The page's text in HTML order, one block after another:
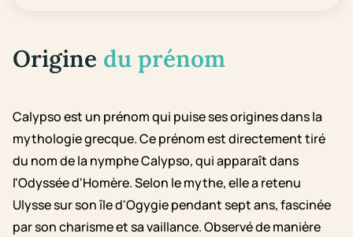
Origine du prénom
Calypso est un prénom qui puise ses origines dans la
mythologie grecque. Ce prénom est directement tiré
du nom de la nymphe Calypso, qui apparaît dans
l'Odyssée d'Homère. Selon le mythe, elle a retenu
Ulysse sur son île d'Ogygie pendant sept ans, fascinée
par son charisme et sa vaillance. Observé de manière